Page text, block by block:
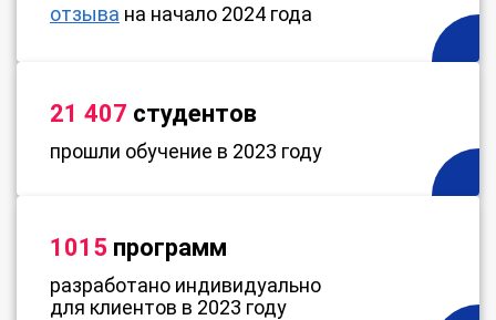
отзыва на начало 2024 года
21 407 студентов
прошли обучение в 2023 году
1015 программ
разработано индивидуально
для клиентов в 2023 году